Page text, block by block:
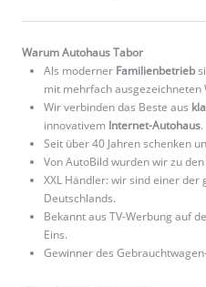
Warum Autohaus Tabor
Als moderner Familienbetrieb
mit mehrfach ausgezeichneten
Wir verbinden das Beste aus
innovativem Internet-Autohaus.
Seit über 40 Jahren schenken
Von AutoBild wurden wir zu
XXL Händler: wir sind einer
Deutschlands.
Bekannt aus TV-Werbung auf
Eins.
Gewinner des